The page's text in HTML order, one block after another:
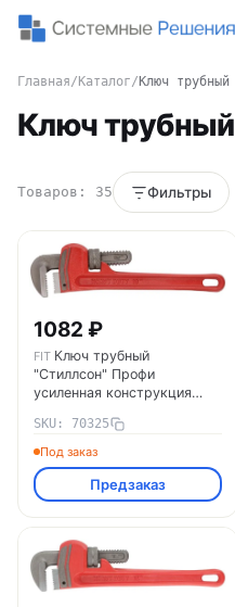
Главная/ Каталог/ Ключ трубный
Ключ трубный
Товаров: 35 Фильтры
1082 ₽
FIT Ключ трубный
"Стиллсон" Профи
усиленная конструкция
SKU: 70325
Под заказ
Предзаказ